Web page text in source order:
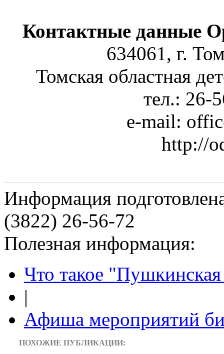
Контактные данные
634061, г.
Томская областная
тел.: 26-
е-mail:
http://
Информация
(3822) 26-56-72
Полезная информация:
Что такое "Пушкинская
|
Афиша мероприятий
ПОХОЖИЕ ПУБЛИКАЦИИ: